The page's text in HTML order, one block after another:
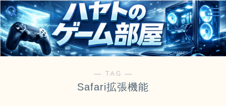
― TAG ―
Safari拡張機能